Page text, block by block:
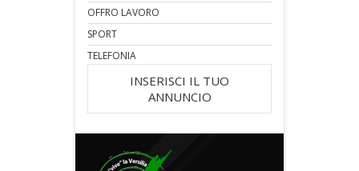
OFFRO LAVORO
SPORT
TELEFONIA
INSERISCI IL TUO
ANNUNCIO